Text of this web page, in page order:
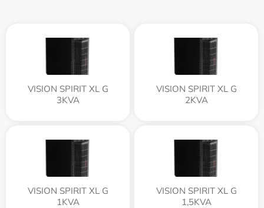
VISION SPIRIT XL G
3KVA
VISION SPIRIT XL G
2KVA
VISION SPIRIT XL G
1KVA
VISION SPIRIT XL G
1,5KVA